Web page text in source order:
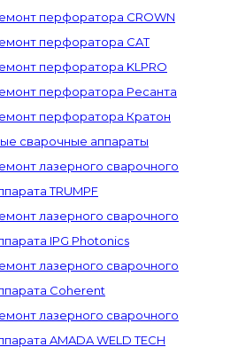
перфоратора CROWN
перфоратора CAT
перфоратора KLPRO
перфоратора Ресанта
перфоратора Кратон
сварочные аппараты
лазерного сварочного
TRUMPF
лазерного сварочного
IPG Photonics
лазерного сварочного
Coherent
лазерного сварочного
AMADA WELD TECH